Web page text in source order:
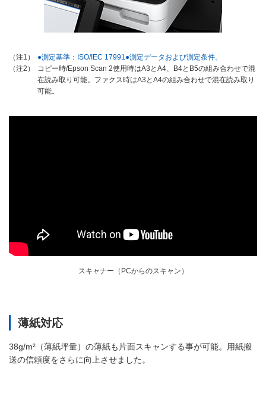
（注1）
●測定基準：ISO/IEC 17991●測定データおよび測定条件。
（注2）
コピー時/Epson Scan 2使用時はA3とA4、B4とB5の組み合わせで混
在読み取り可能。ファクス時はA3とA4の組み合わせで混在読み取り
可能。
スキャナー（PCからのスキャン）
薄紙対応
38g/m²（薄紙坪量）の薄紙も片面スキャンする事が可能。用紙搬
送の信頼度をさらに向上させました。